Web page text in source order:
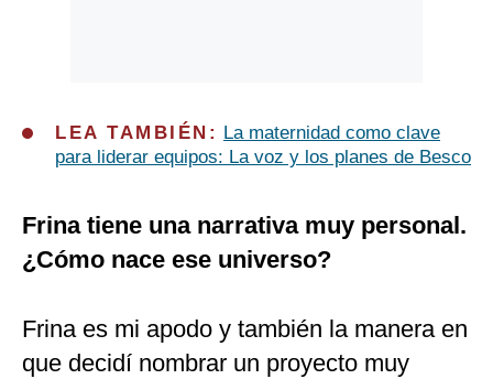
LEA TAMBIÉN:
La maternidad como clave
para liderar equipos: La voz y los planes de Besco
Frina tiene una narrativa muy personal.
¿Cómo nace ese universo?
Frina es mi apodo y también la manera en
que decidí nombrar un proyecto muy